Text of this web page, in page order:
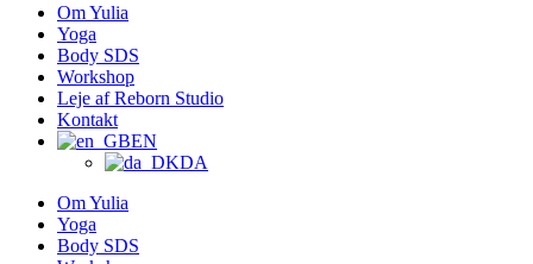
Om Yulia
Yoga
Body SDS
Workshop
Leje af Reborn Studio
Kontakt
EN
DA
Om Yulia
Yoga
Body SDS